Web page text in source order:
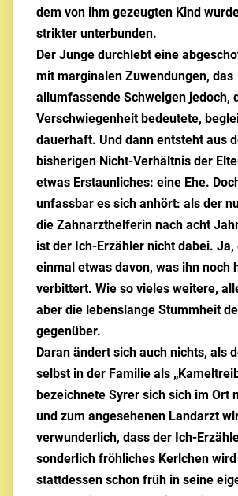
dem von ihm gezeugten Kind
strikter unterbunden.
Der Junge durchlebt eine
mit marginalen Zuwendungen, das
allumfassende Schweigen jedoch,
Verschwiegenheit bedeutete,
dauerhaft. Und dann entsteht aus
bisherigen Nicht-Verhältnis der
etwas Erstaunliches: eine Ehe.
unfassbar es sich anhört: als der
die Zahnarzthelferin nach acht
ist der Ich-Erzähler nicht dabei.
einmal etwas davon, was ihn noch
verbittert. Wie so vieles weitere,
aber die lebenslange Stummheit
gegenüber.
Daran ändert sich auch nichts, als
selbst in der Familie als
bezeichnete Syrer sich sich im Ort
und zum angesehenen Landarzt
verwunderlich, dass der Ich-
sonderlich fröhliches Kerlchen
stattdessen schon früh in seine